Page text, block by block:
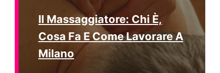
Il Massaggiatore: Chi È,
Cosa Fa E Come Lavorare A
Milano